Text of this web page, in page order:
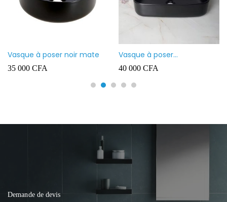
Vasque à poser noir mate
35 000 CFA
Vasque à poser
rectangulaire noir mate
40 000 CFA
Demande de devis